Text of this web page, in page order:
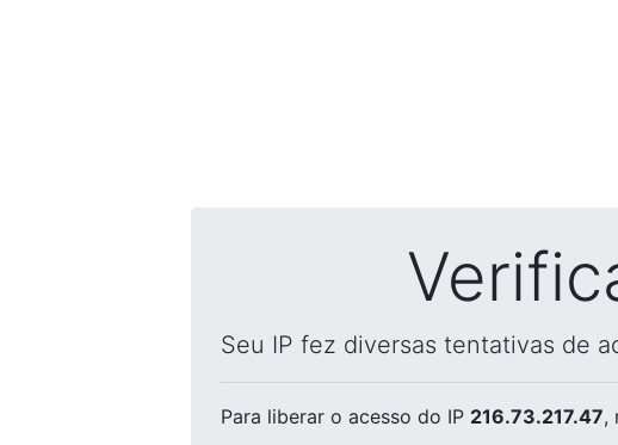
Seu IP fez diversas tentativas de
Para liberar o acesso do IP 216.73.217.47,